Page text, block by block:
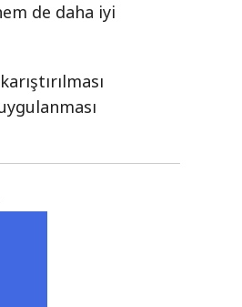
de daha iyi